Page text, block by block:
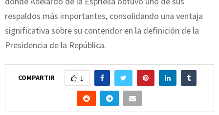
respaldos más importantes, consolidando una ventaja
significativa sobre su contendor en la definición de la
Presidencia de la República.
COMPARTIR 1